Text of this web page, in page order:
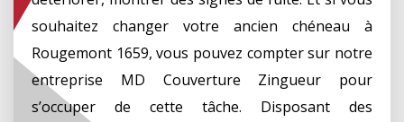
souhaitez changer votre ancien chéneau à
Rougemont 1659, vous pouvez compter sur notre
entreprise MD Couverture Zingueur pour
s’occuper de cette tâche. Disposant des